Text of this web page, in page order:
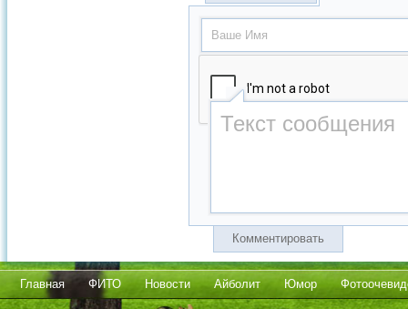
Комментировать
Главная ФИТО Новости Айболит Юмор